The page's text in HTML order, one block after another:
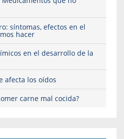
síntomas, efectos en el
hacer
en el desarrollo de la
afecta los oídos
carne mal cocida?